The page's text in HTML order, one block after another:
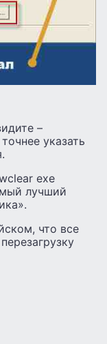
–
указать
exe
лучший
что все